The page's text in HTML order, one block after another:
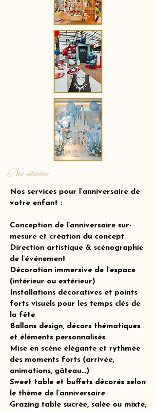
Nos services
Nos services pour l’anniversaire de
votre enfant :
Conception de l’anniversaire sur-
mesure et création du concept
Direction artistique & scénographie
de l’événement
Décoration immersive de l’espace
(intérieur ou extérieur)
Installations décoratives et points
forts visuels pour les temps clés de
la fête
Ballons design, décors thématiques
et éléments personnalisés
Mise en scène élégante et rythmée
des moments forts (arrivée,
animations, gâteau…)
Sweet table et buffets décorés selon
le thème de l’anniversaire
Grazing table sucrée, salée ou mixte,